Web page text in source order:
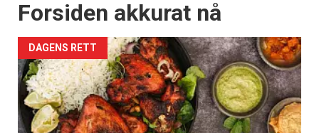
Forsiden akkurat nå
DAGENS RETT